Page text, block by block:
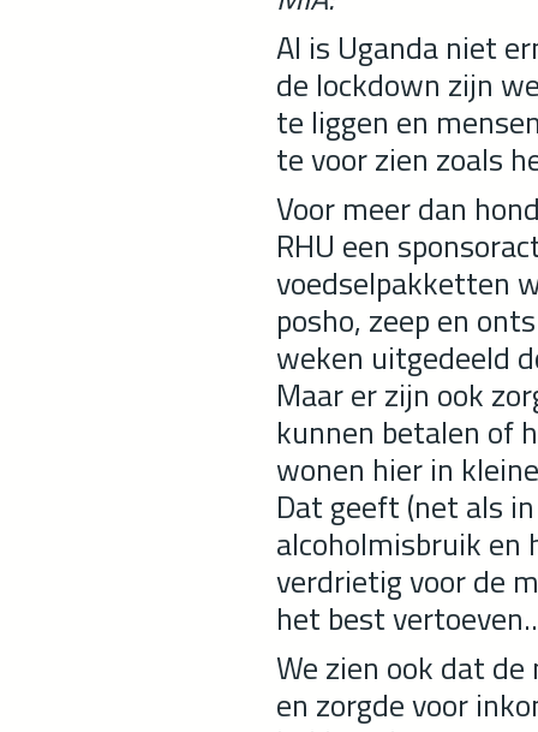
Al is Uganda niet
de lockdown zijn
te liggen en
te voor zien zoals
Voor meer dan
RHU een
voedselpakketten
posho, zeep en
weken uitgedeeld
Maar er zijn ook
kunnen betalen of
wonen hier in
Dat geeft (net als
alcoholmisbruik en
verdrietig voor de
het best
We zien ook dat
en zorgde voor